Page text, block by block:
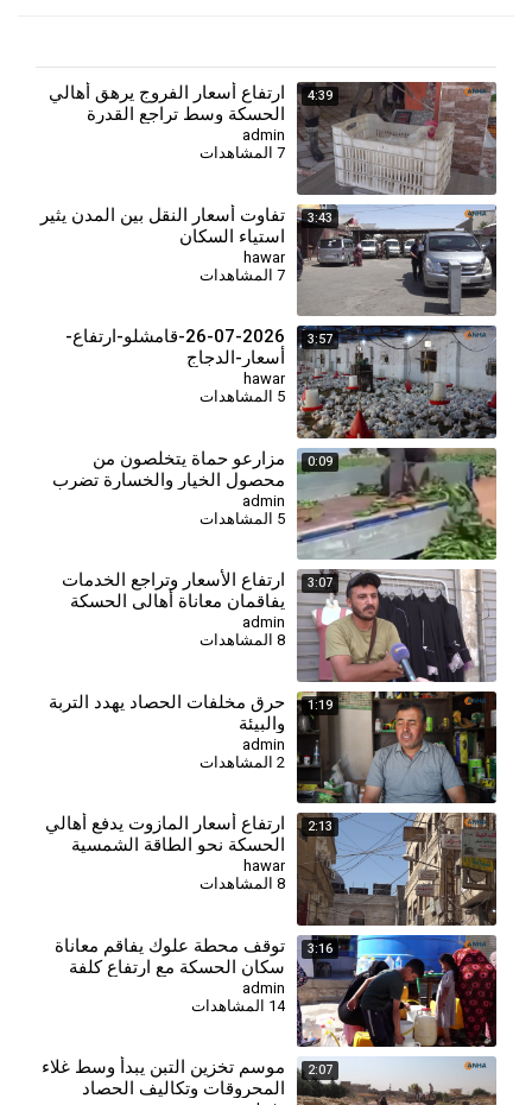
4:39
⁣ارتفاع أسعار الفروج يرهق أهالي
الحسكة وسط تراجع القدرة
الشرائية
admin
7 المشاهدات
3:43
تفاوت أسعار النقل بين المدن يثير
استياء السكان
hawar
7 المشاهدات
3:57
26-07-2026-قامشلو-ارتفاع-
أسعار-الدجاج
hawar
5 المشاهدات
0:09
مزارعو حماة يتخلصون من
محصول الخيار والخسارة تضرب
موسماً باهظ التكاليف
admin
5 المشاهدات
3:07
ارتفاع الأسعار وتراجع الخدمات
يفاقمان معاناة أهالي الحسكة
admin
8 المشاهدات
1:19
حرق مخلفات الحصاد يهدد التربة
والبيئة
admin
2 المشاهدات
2:13
ارتفاع أسعار المازوت يدفع أهالي
الحسكة نحو الطاقة الشمسية
hawar
8 المشاهدات
3:16
توقف محطة علوك يفاقم معاناة
سكان الحسكة مع ارتفاع كلفة
تأمين المياه
admin
14 المشاهدات
2:07
⁣موسم تخزين التبن يبدأ وسط غلاء
المحروقات وتكاليف الحصاد